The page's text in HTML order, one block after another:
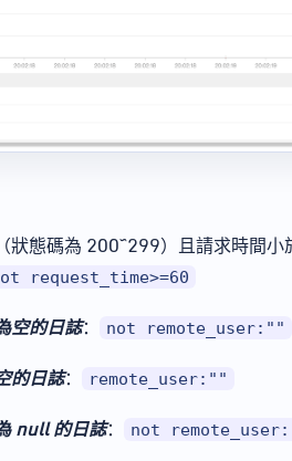
狀態碼為 200~299）且請求時間
request_time>=60
空的日誌： not remote_user:""
的日誌： remote_user:""
null 的日誌： not